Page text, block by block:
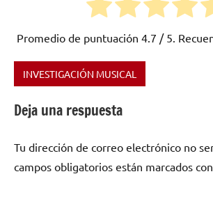
Promedio de puntuación 4.7 / 5.
Etiquetado
dance
género
urbano,
INVESTIGACIÓN MUSICAL
Deja una respuesta
Tu dirección de correo electrónico no
campos obligatorios están marcados con